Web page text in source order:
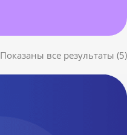
Показаны все результаты (5)